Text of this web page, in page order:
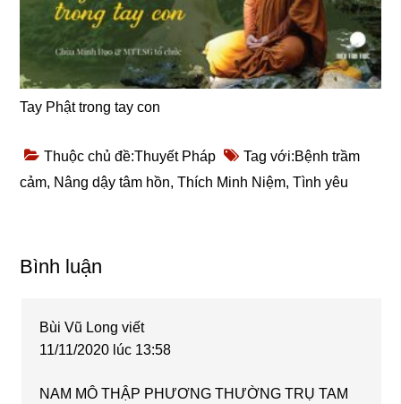
Tay Phật trong tay con
Thuộc chủ đề:Thuyết Pháp Tag với:Bệnh trầm
cảm, Nâng dậy tâm hồn,Thích Minh Niệm,Tình yêu
Reader
Bình luận
Bùi Vũ Long viết
11/11/2020 lúc 13:58
NAM MÔ THẬP PHƯƠNG THƯỜNG TRỤ TAM